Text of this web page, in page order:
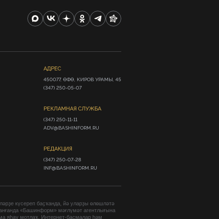
АДРЕС
450077, ӨФӨ, КИРОВ УРАМЫ, 45
(347) 250-05-07
РЕКЛАМНАЯ СЛУЖБА
(347) 250-11-11
ADV@BASHINFORM.RU
РЕДАКЦИЯ
(347) 250-07-28
INF@BASHINFORM.RU
күсереп баҫҡанда, йә уларҙы өлөшләтә
«Башинформ» мәғлүмәт агентлығына
яһау мотлаҡ. Интернет-баҫмалар һәм